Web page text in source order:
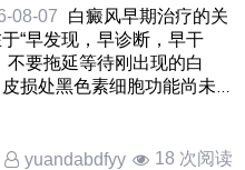
08-07
白癜风早期治疗的关
“早发现，早诊断，早干
不要拖延等待刚出现的白
损处黑色素细胞功能尚未
yuandabdfyy 18 次阅读